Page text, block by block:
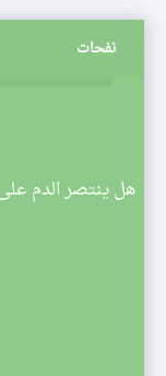
نفحات
هل ينتصر الدم